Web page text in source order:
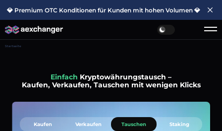
💎 Premium OTC Konditionen für Kunden mit hohen Volumen 💎
Startseite
Einfach Kryptowährungstausch –
Kaufen, Verkaufen, Tauschen mit wenigen Klicks
Kaufen Verkaufen Tauschen Staking